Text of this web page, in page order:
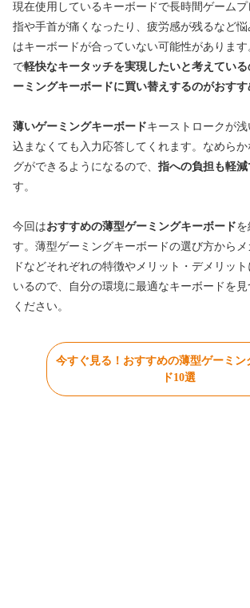
現在使用しているキーボードで長時間ゲームプ
指や手首が痛くなったり、疲労感が残るなど
はキーボードが合っていない可能性がありま
で軽快なキータッチを実現したいと考えてい
ーミングキーボードに買い替えするのがおすす
薄いゲーミングキーボードキーストロークが
込まなくても入力応答してくれます。なめら
グができるようになるので、 指への負担も軽
す。
今回はおすすめの薄型ゲーミングキーボードを
す。薄型ゲーミングキーボードの選び方から
ドなどそれぞれの特徴やメリット・デメリッ
いるので、自分の環境に最適なキーボードを
ください。
今すぐ見る！おすすめの薄型ゲーミン
ド10選